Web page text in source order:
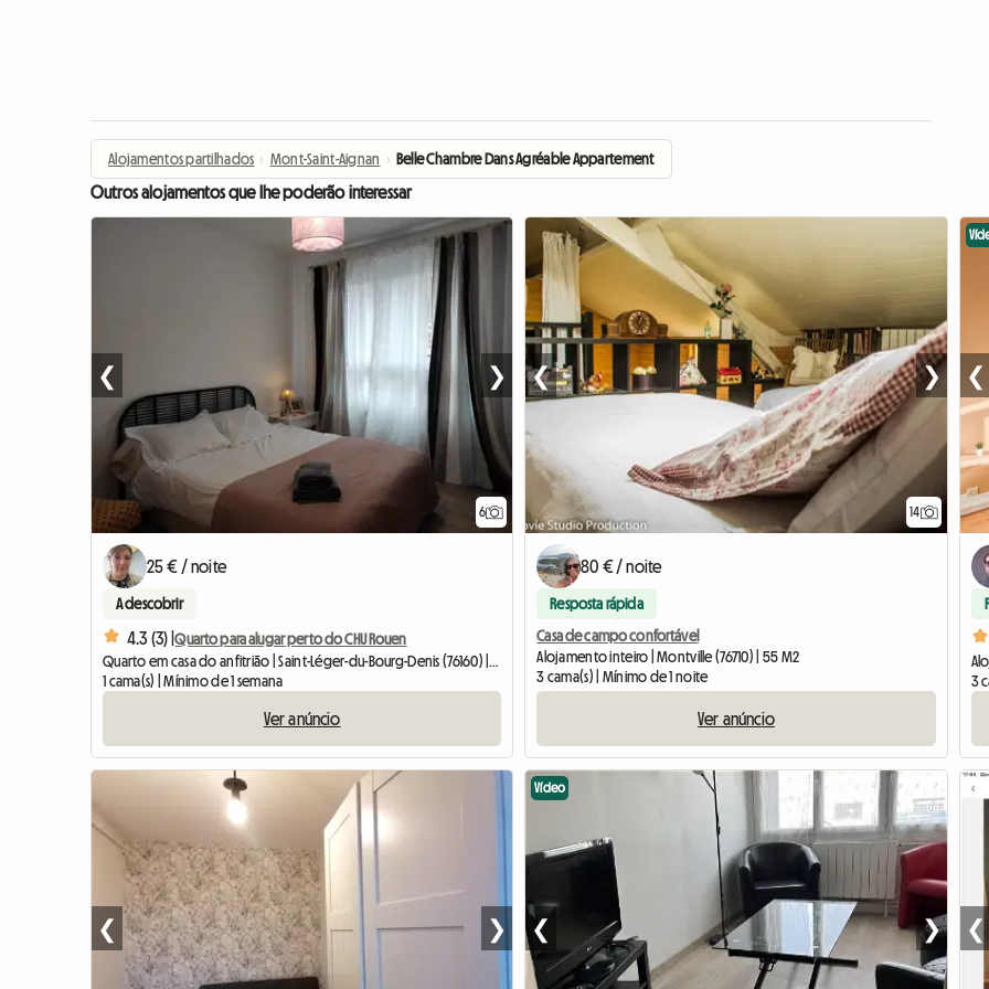
Alojamentos partilhados › Mont-Saint-Aignan › Belle Chambre Dans Agréable Appartement
Outros alojamentos que lhe poderão interessar
6
❮ ❯
25 € / noite
A descobrir
4.3 (3) |Quarto para alugar perto do CHU Rouen
Quarto em casa do anfitrião | Saint-Léger-du-Bourg-Denis (76160) | 12 M2
1 cama(s) | Mínimo de 1 semana
Ver anúncio
14
❮ ❯
80 € / noite
Resposta rápida
Casa de campo confortável
Alojamento inteiro | Montville (76710) | 55 M2
3 cama(s) | Mínimo de 1 noite
Ver anúncio
❮
3
❮ ❯
Vídeo
❮ ❯ ❮